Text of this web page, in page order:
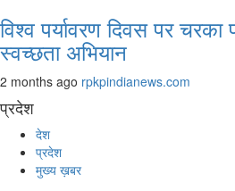
विश्व पर्यावरण दिवस पर
स्वच्छता अभियान
2 months ago rpkpindianews.com
प्रदेश
देश
प्रदेश
मुख्य ख़बर